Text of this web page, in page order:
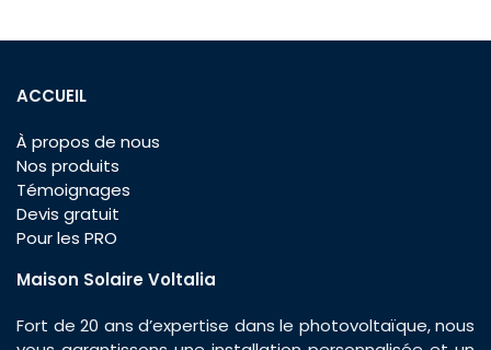
ACCUEIL
À propos de nous
Nos produits
Témoignages
Devis gratuit
Pour les PRO
Maison Solaire Voltalia
Fort de 20 ans d’expertise dans le photovoltaïque, nous